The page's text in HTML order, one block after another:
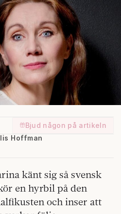
Bjud någon på artikeln
Hoffman
känt sig så svensk
en hyrbil på den
och inser att